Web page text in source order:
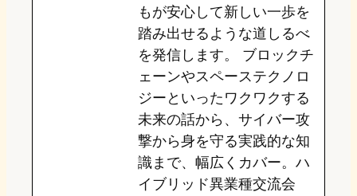
もが安心して新しい一歩を
踏み出せるような道しるべ
を発信します。 ブロックチ
ェーンやスペーステクノロ
ジーといったワクワクする
未来の話から、サイバー攻
撃から身を守る実践的な知
識まで、幅広くカバー。ハ
イブリッド異業種交流会